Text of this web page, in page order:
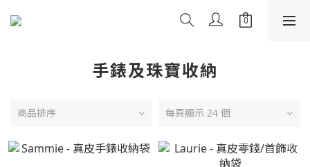
手錶及珠寶收納
商品排序 每頁顯示 24 個